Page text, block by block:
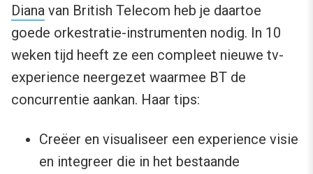
Diana van British Telecom heb je daartoe
goede orkestratie-instrumenten nodig. In 10
weken tijd heeft ze een compleet nieuwe tv-
experience neergezet waarmee BT de
concurrentie aankan. Haar tips:
Creëer en visualiseer een experience visie
en integreer die in het bestaande